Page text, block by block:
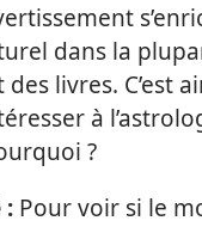
dans la
livres. C’est
à
?
:Pour voir si le